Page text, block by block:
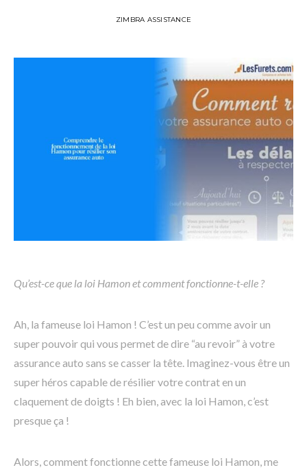
ZIMBRA ASSISTANCE
Qu’est-ce que la loi Hamon et comment fonctionne-t-elle ?
Ah, la fameuse loi Hamon ! C’est un peu comme avoir un
super pouvoir qui vous permet de dire “au revoir” à votre
assurance auto sans se casser la tête. Imaginez-vous être un
super héros capable de résilier votre contrat en un
claquement de doigts ! Eh bien, avec la loi Hamon, c’est
presque ça !
Alors, comment fonctionne cette fameuse loi Hamon, me